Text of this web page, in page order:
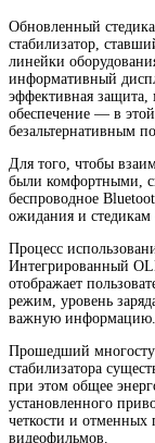
Обновленный
стабилизатор,
линейки
информативный
эффективная защита,
обеспечение — в этой
безальтернативным
Для того, чтобы
были комфортными,
беспроводное
ожидания и стедикам
Процесс
Интегрированный
отображает
режим, уровень
важную информацию.
Прошедший
стабилизатора
при этом общее
установленного
четкости и отменных
видеофильмов.